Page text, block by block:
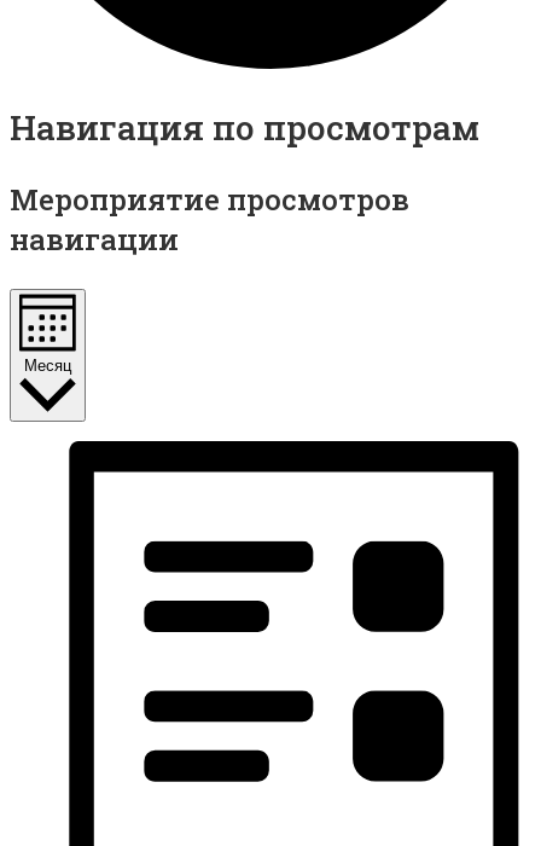
Навигация по просмотрам
Мероприятие просмотров
навигации
Месяц